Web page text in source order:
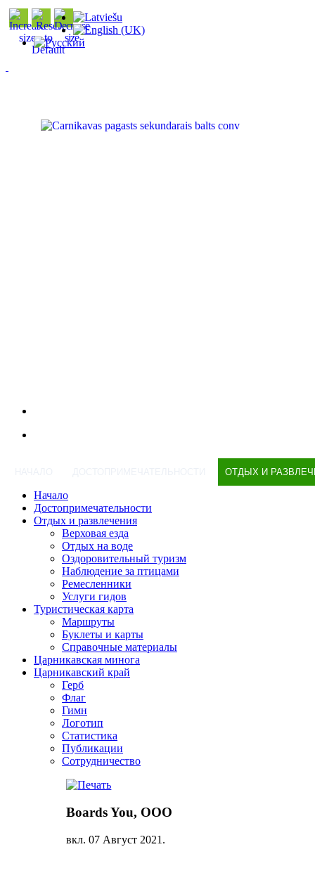
ОТДЫХ И
Начало
Достопримечательности
Отдых и развлечения
Верховая езда
Отдых на воде
Оздоровительный туризм
Наблюдение за птицами
Ремесленники
Услуги гидов
Туристическая карта
Маршруты
Буклеты и карты
Справочные материалы
Царникавская минога
Царникавский край
Герб
Флаг
Гимн
Логотип
Статистика
Публикации
Сотрудничество
Boards You, ООО
вкл.07 Август 2021 .